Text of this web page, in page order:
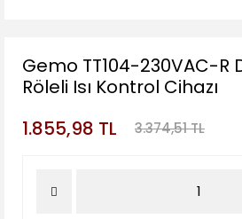
Gemo TT104-230VAC-R
Röleli Isı Kontrol Cihazı
1.855,98 TL
3.374,51 TL